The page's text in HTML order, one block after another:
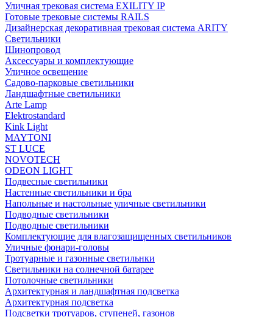
Уличная трековая система EXILITY IP
Готовые трековые системы RAILS
Дизайнерская декоративная трековая система ARITY
Светильники
Шинопровод
Аксессуары и комплектующие
Уличное освещение
Садово-парковые светильники
Ландшафтные светильники
Arte Lamp
Elektrostandard
Kink Light
MAYTONI
ST LUCE
NOVOTECH
ODEON LIGHT
Подвесные светильники
Настенные светильники и бра
Напольные и настольные уличные светильники
Подводные светильники
Подводные светильники
Комплектующие для влагозащищенных светильников
Уличные фонари-головы
Тротуарные и газонные светильнки
Светильники на солнечной батарее
Потолочные светильники
Архитектурная и ландшафтная подсветка
Архитектурная подсветка
Подсветки тротуаров, ступеней, газонов